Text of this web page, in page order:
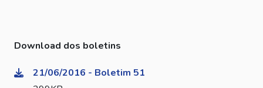
Download dos boletins
21/06/2016 - Boletim 51